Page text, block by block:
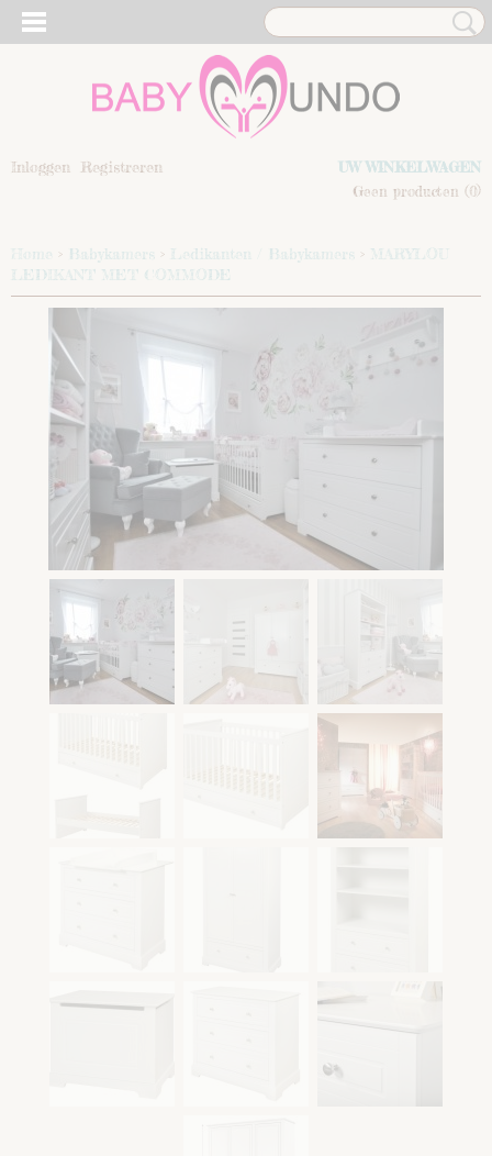
Inloggen Registreren
UW WINKELWAGEN
Geen producten (0)
Home > Babykamers > Ledikanten / Babykamers > MARYLOU
LEDIKANT MET COMMODE